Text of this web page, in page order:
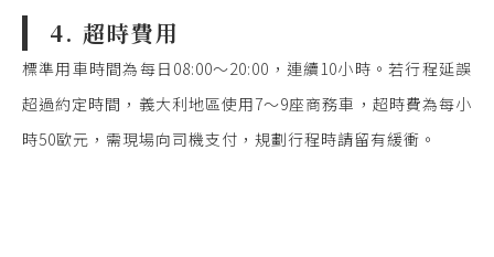
4. 超時費用
標準用車時間為每日08:00〜20:00，連續10小時。若行程延誤
超過約定時間，義大利地區使用7〜9座商務車，超時費為每小
時50歐元，需現場向司機支付，規劃行程時請留有緩衝。